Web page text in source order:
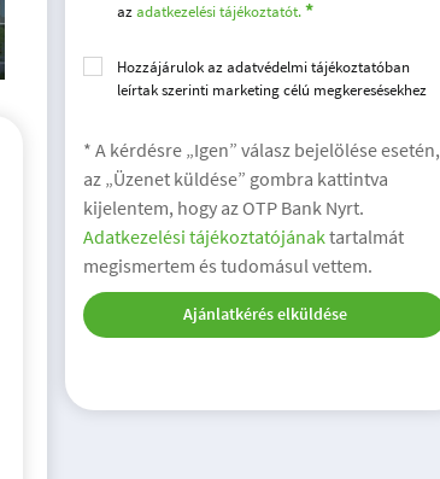
azadatkezelési tájékoztatót.
Hozzájárulok az adatvédelmi tájékoztatóban
leírtak szerinti marketing célú megkeresésekhez
* A kérdésre „Igen” válasz bejelölése esetén,
az „Üzenet küldése” gombra kattintva
kijelentem, hogy az OTP Bank Nyrt.
Adatkezelési tájékoztatójánaktartalmát
megismertem és tudomásul vettem.
Ajánlatkérés elküldése